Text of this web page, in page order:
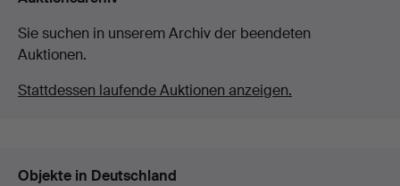
Sie suchen in unserem Archiv der beendeten
Auktionen.
Stattdessen laufende Auktionen anzeigen.
Objekte in Deutschland